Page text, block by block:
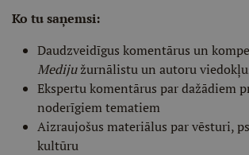
Ko tu saņemsi:
Daudzveidīgus komentārus un
Medijužurnālistu un autoru
Ekspertu komentārus par dažādiem
noderīgiem tematiem
Aizraujošus materiālus par vēsturi,
kultūru